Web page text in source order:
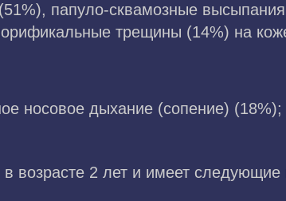
папуло-сквамозные
трещины (14%) на
носовое дыхание (сопение) (18%);
возрасте 2 лет и имеет следующие